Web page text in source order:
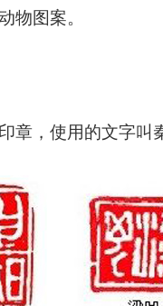
物图案。
章，使用的文字叫